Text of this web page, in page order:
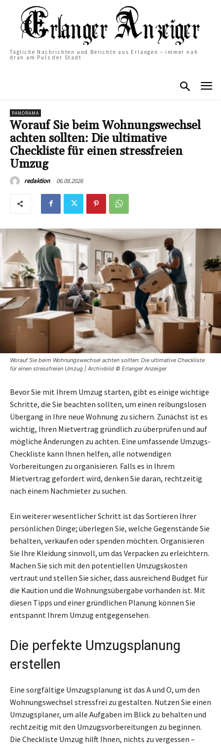
Tägliche Nachrichten und Berichte aus Erlangen – immer nah
dran am Puls der Stadt
PANORAMA
Worauf Sie beim Wohnungswechsel
achten sollten: Die ultimative
Checkliste für einen stressfreien
Umzug
redaktion 06.08.2026
Worauf Sie beim Wohnungswechsel achten sollten: Die ultimative Checkliste
für einen stressfreien Umzug | Archivbild © Erlanger Anzeiger
Bevor Sie mit Ihrem Umzug starten, gibt es einige wichtige
Schritte, die Sie beachten sollten, um einen reibungslosen
Übergang in Ihre neue Wohnung zu sichern. Zunächst ist es
wichtig, Ihren Mietvertrag gründlich zu überprüfen und auf
mögliche Änderungen zu achten. Eine umfassende Umzugs-
Checkliste kann Ihnen helfen, alle notwendigen
Vorbereitungen zu organisieren. Falls es in Ihrem
Mietvertrag gefordert wird, denken Sie daran, rechtzeitig
nach einem Nachmieter zu suchen.
Ein weiterer wesentlicher Schritt ist das Sortieren Ihrer
persönlichen Dinge; überlegen Sie, welche Gegenstände Sie
behalten, verkaufen oder spenden möchten. Organisieren
Sie Ihre Kleidung sinnvoll, um das Verpacken zu erleichtern.
Machen Sie sich mit den potentiellen Umzugskosten
vertraut und stellen Sie sicher, dass ausreichend Budget für
die Kaution und die Wohnungsübergabe vorhanden ist. Mit
diesen Tipps und einer gründlichen Planung können Sie
entspannt Ihrem Umzug entgegensehen.
Die perfekte Umzugsplanung
erstellen
Eine sorgfältige Umzugsplanung ist das A und O, um den
Wohnungswechsel stressfrei zu gestalten. Nutzen Sie einen
Umzugsplaner, um alle Aufgaben im Blick zu behalten und
rechtzeitig mit den Umzugsvorbereitungen zu beginnen.
Die Checkliste Umzug hilft Ihnen, nichts zu vergessen –